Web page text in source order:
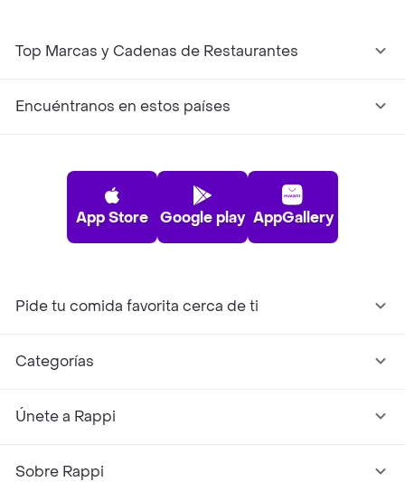
Top Marcas y Cadenas de Restaurantes
Encuéntranos en estos países
App Store Google play AppGallery
Pide tu comida favorita cerca de ti
Categorías
Únete a Rappi
Sobre Rappi